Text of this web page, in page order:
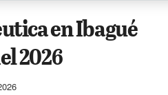
en Ibagué
2026